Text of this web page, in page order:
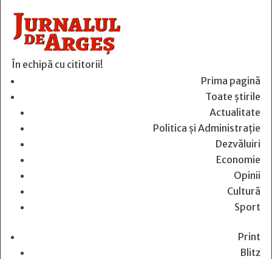
În echipă cu cititorii!
Prima pagină
Toate știrile
Actualitate
Politica și Administrație
Dezvăluiri
Economie
Opinii
Cultură
Sport
Print
Blitz